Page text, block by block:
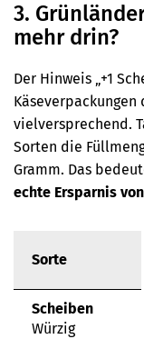
3.
mehr drin?
Der Hinweis „+1
vielversprechend.
Sorten die
Gramm. Das
echte Ersparnis
Sorte
Scheiben
Würzig